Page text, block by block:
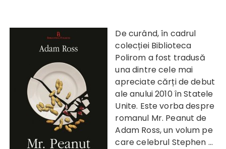
De curând, în cadrul
colecției Biblioteca
Polirom a fost tradusă
una dintre cele mai
apreciate cărți de debut
ale anului 2010 în Statele
Unite. Este vorba despre
romanul Mr. Peanut de
Adam Ross, un volum pe
care celebrul Stephen …